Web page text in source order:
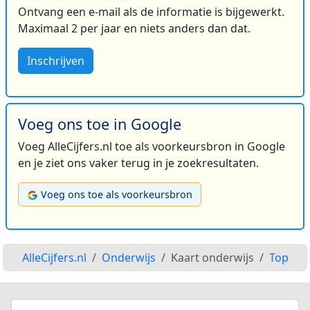
Ontvang een e-mail als de informatie is bijgewerkt.
Maximaal 2 per jaar en niets anders dan dat.
Inschrijven
Voeg ons toe in Google
Voeg AlleCijfers.nl toe als voorkeursbron in Google
en je ziet ons vaker terug in je zoekresultaten.
Voeg ons toe als voorkeursbron
AlleCijfers.nl Onderwijs Kaart onderwijs Top